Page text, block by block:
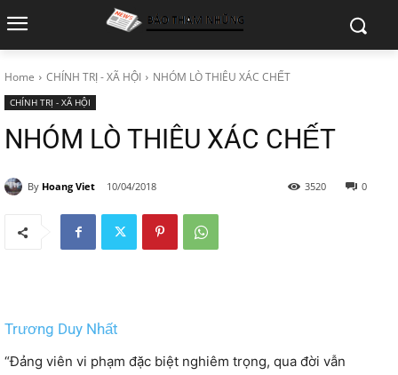
Home CHÍNH TRỊ - XÃ HỘI NHÓM LÒ THIÊU XÁC CHẾT
CHÍNH TRỊ - XÃ HỘI
NHÓM LÒ THIÊU XÁC CHẾT
By Hoang Viet 10/04/2018 0
3520
Trương Duy Nhất
“Đảng viên vi phạm đặc biệt nghiêm trọng, qua đời vẫn